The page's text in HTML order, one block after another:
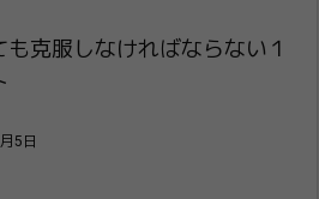
克服しなければなら​ない１
5日